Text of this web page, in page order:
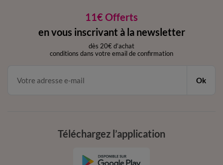
11€ Offerts
en vous inscrivant à la newsletter
dès 20€ d’achat
conditions dans votre email de confirmation
Ok
Téléchargez l’application